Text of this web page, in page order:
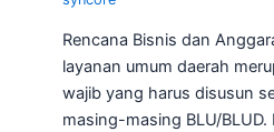
Rencana Bisnis dan
layanan umum daerah
wajib yang harus disusun
masing-masing BLU/BLUD.